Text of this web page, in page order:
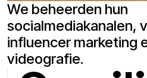
We beheerden hun
socialmediakanalen,
influencer marketing
videografie.